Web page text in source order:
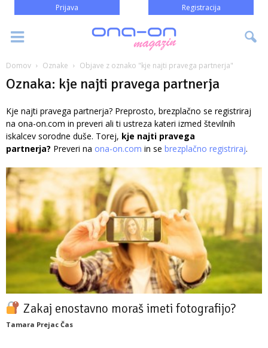
Prijava Registracija
Domov Oznake Objave z oznako "kje najti pravega partnerja"
Oznaka: kje najti pravega partnerja
Kje najti pravega partnerja? Preprosto, brezplačno se registriraj
na ona-on.com in preveri ali ti ustreza kateri izmed številnih
iskalcev sorodne duše. Torej, kje najti pravega
partnerja? Preveri na ona-on.com in se brezplačno registriraj.
Zakaj enostavno moraš imeti fotografijo?
Tamara Prejac Čas